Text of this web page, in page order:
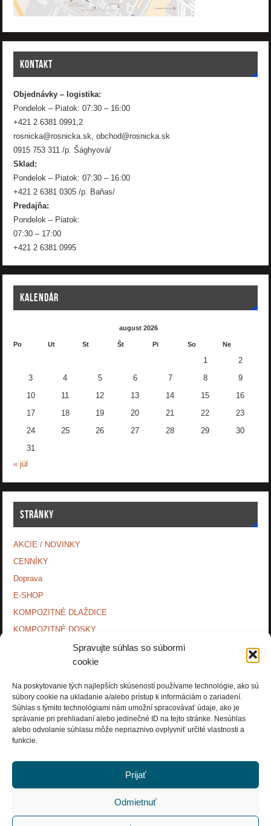
Spravujte súhlas so súbormi
cookie
Na poskytovanie tých najlepších skúseností používame technológie, ako sú
súbory cookie na ukladanie a/alebo prístup k informáciám o zariadení.
Súhlas s týmito technológiami nám umožní spracovávať údaje, ako je
správanie pri prehliadaní alebo jedinečné ID na tejto stránke. Nesúhlas
alebo odvolanie súhlasu môže nepriaznivo ovplyvniť určité vlastnosti a
funkcie.
Prijať
Odmietnuť
KONTAKT
Objednávky – logistika:
Pondelok – Piatok: 07:30 – 16:00
+421 2 6381 0991,2
rosnicka@rosnicka.sk, obchod@rosnicka.sk
0915 753 311 /p. Šághyová/
Sklad:
Pondelok – Piatok: 07:30 – 16:00
+421 2 6381 0305 /p. Baňas/
Predajňa:
Pondelok – Piatok:
07:30 – 17:00
+421 2 6381 0995
KALENDÁR
august 2026
Po Ut St Št Pi So Ne
1 2
3 4 5 6 7 8 9
10 11 12 13 14 15 16
17 18 19 20 21 22 23
24 25 26 27 28 29 30
31
« júl
STRÁNKY
AKCIE / NOVINKY
CENNÍKY
Doprava
E-SHOP
KOMPOZITNÉ DLAŽDICE
KOMPOZITNÉ DOSKY.
MONTÁŽNE NÁVODY
OCHRANA OSOBNÝCH ÚDAJOV
PRÍSLUŠENSTVO.
Zásady používania súborov cookie (EÚ)
Copyright © Rosnička Slovakia, a.s. 2018. All Rights Reserved.